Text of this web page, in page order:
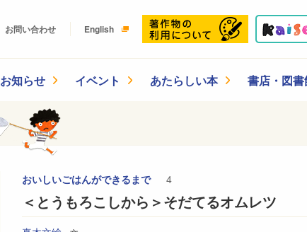
お問い合わせ English
お知らせ イベント あたらしい本 書店・図
おいしいごはんができるまで 4
＜とうもろこしから＞そだてるオムレツ